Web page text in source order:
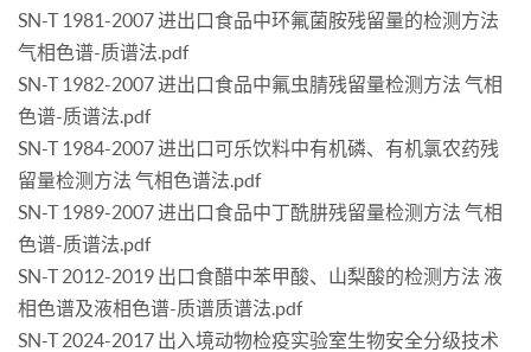
SN-T 1981-2007 进出口食品中环氟菌胺残留量的检测方法
气相色谱-质谱法.pdf
SN-T 1982-2007 进出口食品中氟虫腈残留量检测方法 气相
色谱-质谱法.pdf
SN-T 1984-2007 进出口可乐饮料中有机磷、有机氯农药残
留量检测方法 气相色谱法.pdf
SN-T 1989-2007 进出口食品中丁酰肼残留量检测方法 气相
色谱-质谱法.pdf
SN-T 2012-2019 出口食醋中苯甲酸、山梨酸的检测方法 液
相色谱及液相色谱-质谱质谱法.pdf
SN-T 2024-2017 出入境动物检疫实验室生物安全分级技术